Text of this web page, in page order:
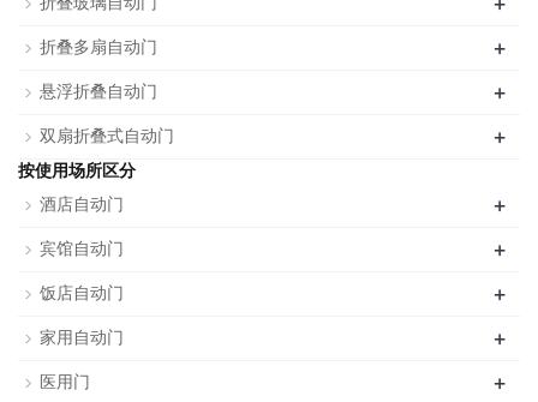
折叠多扇自动门 +
悬浮折叠自动门 +
双扇折叠式自动门 +
按使用场所区分
酒店自动门
+
宾馆自动门 +
饭店自动门 +
家用自动门 +
医用门 +